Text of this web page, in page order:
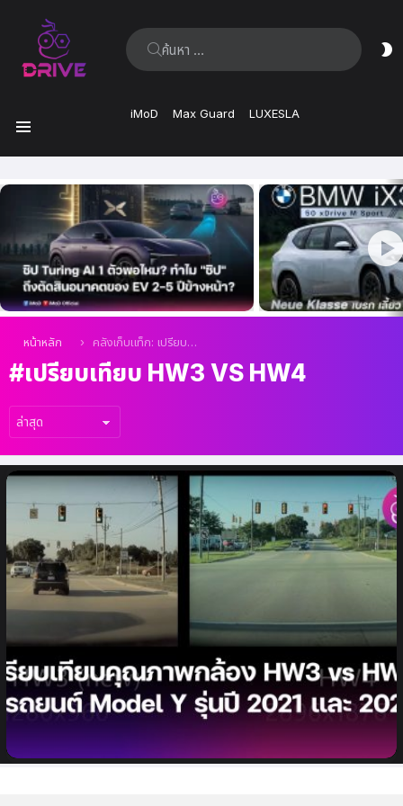
ค้นหา:
iMoD Max Guard LUXESLA
ล่าสุด
คุณอยู่ที่นี่:
หน้าหลัก คลังเก็บแท็ก: เปรียบเทียบ HW3 vs HW4
เปรียบเทียบ HW3 VS HW4
เรื่อง
ล่าสุด
เปรียบเทียบคุณภาพกล้องรถยนต์ Tesla
ระหว่าง HW3 และ HW 4